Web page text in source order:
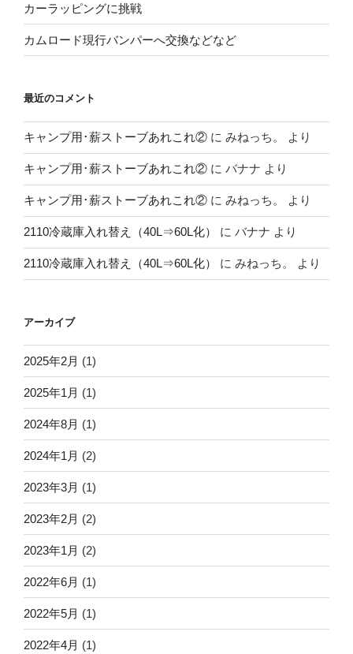
カーラッピングに挑戦
カムロード現行バンパーへ交換などなど
最近のコメント
キャンプ用･薪ストーブあれこれ② に みねっち。 より
キャンプ用･薪ストーブあれこれ② に バナナ より
キャンプ用･薪ストーブあれこれ② に みねっち。 より
2110冷蔵庫入れ替え（40L⇒60L化） に バナナ より
2110冷蔵庫入れ替え（40L⇒60L化） に みねっち。 より
アーカイブ
2025年2月 (1)
2025年1月 (1)
2024年8月 (1)
2024年1月 (2)
2023年3月 (1)
2023年2月 (2)
2023年1月 (2)
2022年6月 (1)
2022年5月 (1)
2022年4月 (1)